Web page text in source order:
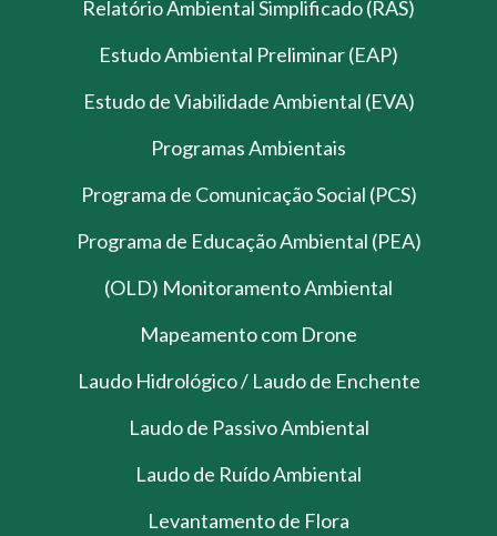
Relatório Ambiental Simplificado (RAS)
Estudo Ambiental Preliminar (EAP)
Estudo de Viabilidade Ambiental (EVA)
Programas Ambientais
Programa de Comunicação Social (PCS)
Programa de Educação Ambiental (PEA)
(OLD) Monitoramento Ambiental
Mapeamento com Drone
Laudo Hidrológico / Laudo de Enchente
Laudo de Passivo Ambiental
Laudo de Ruído Ambiental
Levantamento de Flora